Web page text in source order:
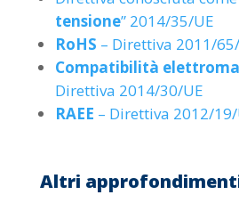
tensione” 2014/35/UE
RoHS – Direttiva 2011/
Compatibilità
Direttiva 2014/30/UE
RAEE – Direttiva 2012/19/
Altri